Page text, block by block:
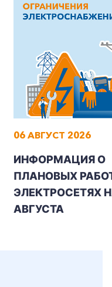
06 АВГУСТ 2026
ИНФОРМАЦИЯ О
ПЛАНОВЫХ
ЭЛЕКТРОСЕТЯХ
АВГУСТА